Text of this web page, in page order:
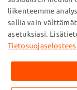
© subtel.fi 2026
Kaikki hinnat
toimituskuluja.
verkkosivuillamme
liikenteemme
sallia vain
asetuksiasi.